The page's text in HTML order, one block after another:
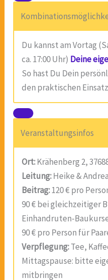
Du kannst am Vortag
ca. 17:00 Uhr) Deine
So hast Du Dein
den praktischen
Veranstaltungsinfos
Ort:Krähenberg 2,
Leitung:Heike &
Beitrag:120 € pro
90 € bei gleichzeitiger
Einhandruten-
90 € pro Person für
Verpflegung:Tee,
Mittagspause: bitte
mitbringen